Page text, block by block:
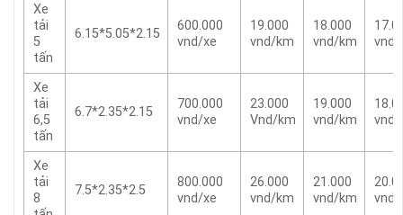
Xe
tải
5
tấn
6.15*5.05*2.15
600.000
vnd/xe
19.000
vnd/km
18.000
vnd/km
vnd/
Xe
tải
6,5
tấn
6.7*2.35*2.15
700.000
vnd/xe
23.000
Vnd/km
19.000
vnd/km
vnd/
Xe
tải
8
7.5*2.35*2.5
800.000
vnd/xe
26.000
vnd/km
21.000
vnd/km
vnd/